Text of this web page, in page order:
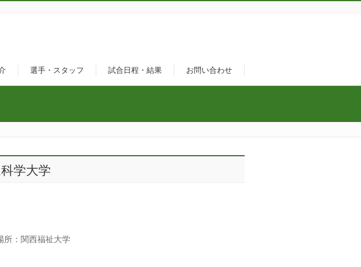
選手・スタッフ 試合日程・結果 お問い合わせ
学大学
：関西福祉大学